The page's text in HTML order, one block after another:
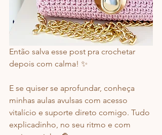
Então salva esse post pra crochetar
depois com calma! ✨
E se quiser se aprofundar, conheça
minhas aulas avulsas com acesso
vitalício e suporte direto comigo. Tudo
explicadinho, no seu ritmo e com